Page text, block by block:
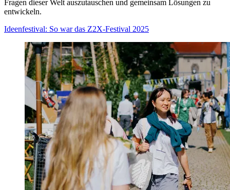
Fragen dieser Welt auszutauschen und gemeinsam Lösungen zu
entwickeln.
Ideenfestival: So war das Z2X-Festival 2025